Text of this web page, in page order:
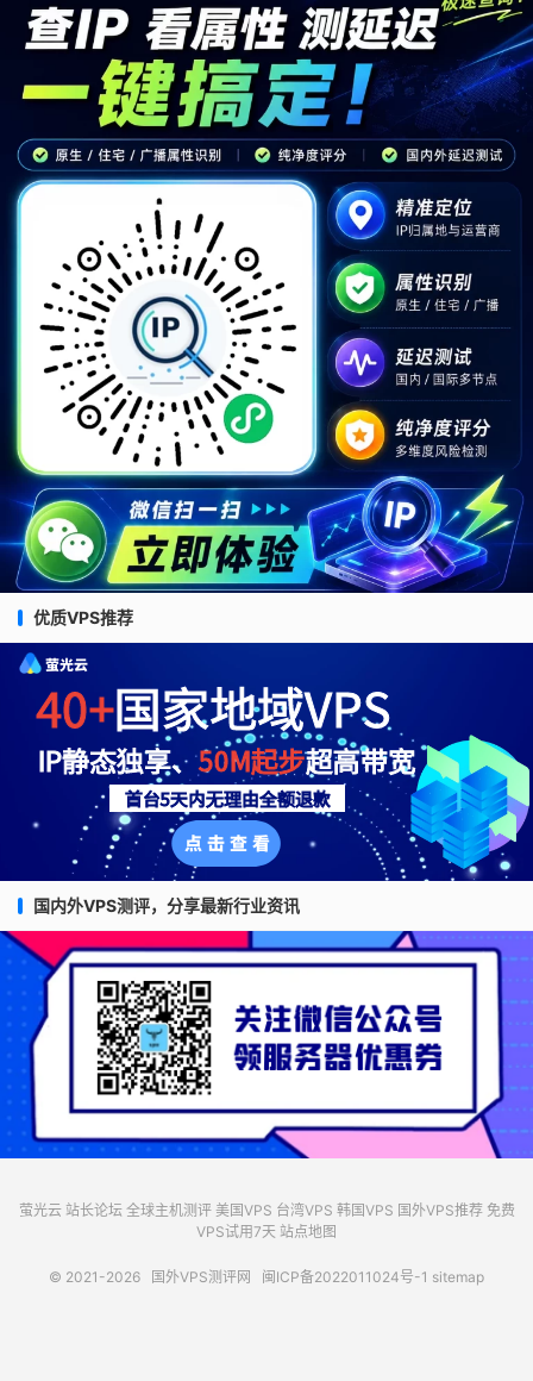
优质VPS推荐
国内外VPS测评，分享最新行业资讯
萤光云 站长论坛 全球主机测评 美国VPS 台湾VPS 韩国VPS 国外VPS推荐 免费
VPS试用7天 站点地图
© 2021-2026 国外VPS测评网 闽ICP备2022011024号-1 sitemap